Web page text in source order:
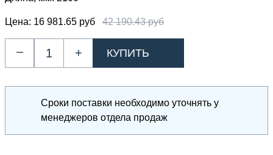
Цена: 16 981.65 руб 42 190.43 руб
– +
Сроки поставки необходимо уточнять у
менеджеров отдела продаж